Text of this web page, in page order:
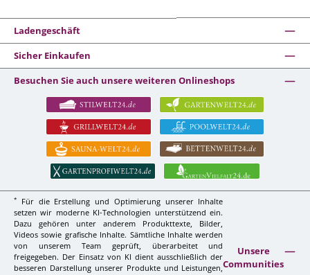
Ladengeschäft
Sicher Einkaufen
Besuchen Sie auch unsere weiteren Onlineshops
*
Für die Erstellung und Optimierung unserer Inhalte
setzen wir moderne KI-Technologien unterstützend ein.
Dazu gehören unter anderem Produkttexte, Bilder,
Videos sowie grafische Inhalte. Sämtliche Inhalte werden
von unserem Team geprüft, überarbeitet und
freigegeben. Der Einsatz von KI dient ausschließlich der
besseren Darstellung unserer Produkte und Leistungen,
Unsere
Communities